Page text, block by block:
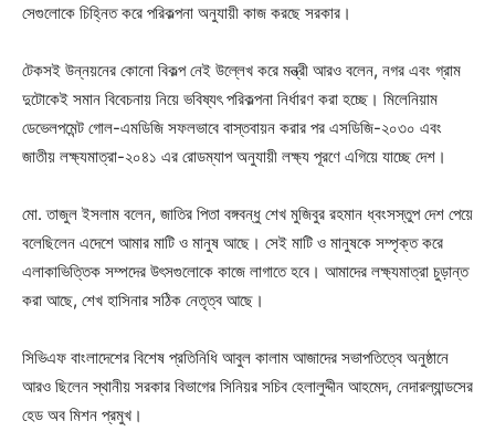
সেগুলোকে চিহ্নিত করে পরিকল্পনা অনুযায়ী কাজ করছে সরকার।
টেকসই উন্নয়নের কোনো বিকল্প নেই উল্লেখ করে মন্ত্রী আরও বলেন, নগর এবং গ্রাম
দুটোকেই সমান বিবেচনায় নিয়ে ভবিষ্যৎ পরিকল্পনা নির্ধারণ করা হচ্ছে। মিলেনিয়াম
ডেভেলপমেন্ট গোল-এমডিজি সফলভাবে বাস্তবায়ন করার পর এসডিজি-২০৩০ এবং
জাতীয় লক্ষ্যমাত্রা-২০৪১ এর রোডম্যাপ অনুযায়ী লক্ষ্য পূরণে এগিয়ে যাচ্ছে দেশ।
মো. তাজুল ইসলাম বলেন, জাতির পিতা বঙ্গবন্ধু শেখ মুজিবুর রহমান ধ্বংসস্তুপ দেশ পেয়ে
বলেছিলেন এদেশে আমার মাটি ও মানুষ আছে। সেই মাটি ও মানুষকে সম্পৃক্ত করে
এলাকাভিত্তিক সম্পদের উৎসগুলোকে কাজে লাগাতে হবে। আমাদের লক্ষ্যমাত্রা চুড়ান্ত
করা আছে, শেখ হাসিনার সঠিক নেতৃত্ব আছে।
সিভিএফ বাংলাদেশের বিশেষ প্রতিনিধি আবুল কালাম আজাদের সভাপতিত্বে অনুষ্ঠানে
আরও ছিলেন স্থানীয় সরকার বিভাগের সিনিয়র সচিব হেলালুদ্দীন আহমেদ, নেদারল্যান্ডসের
হেড অব মিশন প্রমুখ।